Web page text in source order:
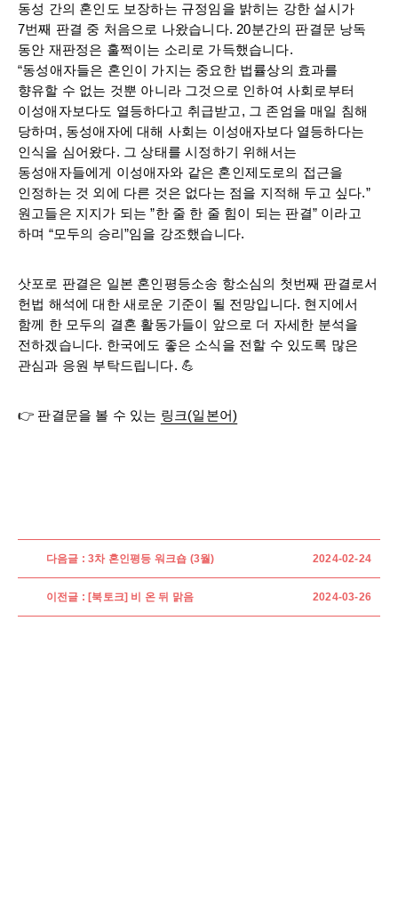
동성 간의 혼인도 보장하는 규정임을 밝히는 강한 설시가
7번째 판결 중 처음으로 나왔습니다. 20분간의 판결문 낭독
동안 재판정은 훌쩍이는 소리로 가득했습니다.
“동성애자들은 혼인이 가지는 중요한 법률상의 효과를
향유할 수 없는 것뿐 아니라 그것으로 인하여 사회로부터
이성애자보다도 열등하다고 취급받고, 그 존엄을 매일 침해
당하며, 동성애자에 대해 사회는 이성애자보다 열등하다는
인식을 심어왔다. 그 상태를 시정하기 위해서는
동성애자들에게 이성애자와 같은 혼인제도로의 접근을
인정하는 것 외에 다른 것은 없다는 점을 지적해 두고 싶다.”
원고들은 지지가 되는 ”한 줄 한 줄 힘이 되는 판결” 이라고
하며 “모두의 승리”임을 강조했습니다.
삿포로 판결은 일본 혼인평등소송 항소심의 첫번째 판결로서
헌법 해석에 대한 새로운 기준이 될 전망입니다. 현지에서
함께 한 모두의 결혼 활동가들이 앞으로 더 자세한 분석을
전하겠습니다. 한국에도 좋은 소식을 전할 수 있도록 많은
관심과 응원 부탁드립니다. 💪
👉 판결문을 볼 수 있는 링크(일본어)
다음글 : 3차 혼인평등 워크숍 (3월) 2024-02-24
이전글 : [북토크] 비 온 뒤 맑음 2024-03-26